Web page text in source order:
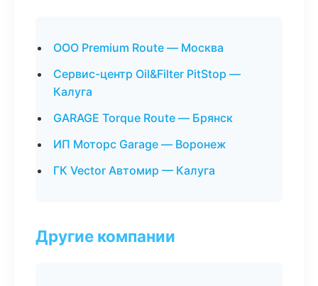
ООО Premium Route — Москва
Сервис-центр Oil&Filter PitStop —
Калуга
GARAGE Torque Route — Брянск
ИП Моторс Garage — Воронеж
ГК Vector Автомир — Калуга
Другие компании